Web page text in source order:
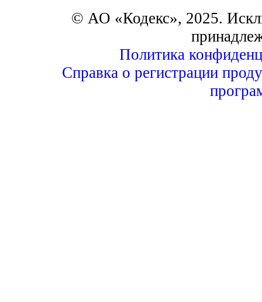
© АО «Кодекс», 2025.
Политика
Справка о регистрации